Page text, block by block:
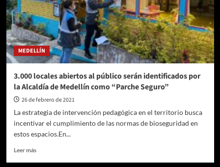
predicciones
sobre
amor,
trabajo
y
dinero
MEDELLÍN
3.000 locales abiertos al público serán identificados por
la Alcaldía de Medellín como “Parche Seguro”
26 de febrero de 2021
La estrategia de intervención pedagógica en el territorio busca
incentivar el cumplimiento de las normas de bioseguridad en
estos espacios.En...
Leer másLeer